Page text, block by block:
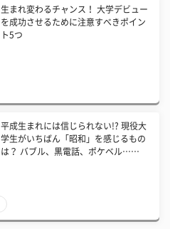
生まれ変わるチャンス！ 大学デビュー
を成功させるために注意すべきポイン
ト5つ
平成生まれには信じられない!? 現役大
学生がいちばん「昭和」を感じるもの
は？ バブル、黒電話、ポケベル……